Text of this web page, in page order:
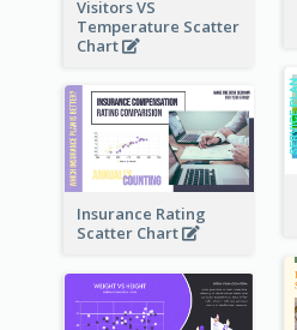
Visitors VS
Temperature Scatter
Chart
Insurance Rating
Scatter Chart